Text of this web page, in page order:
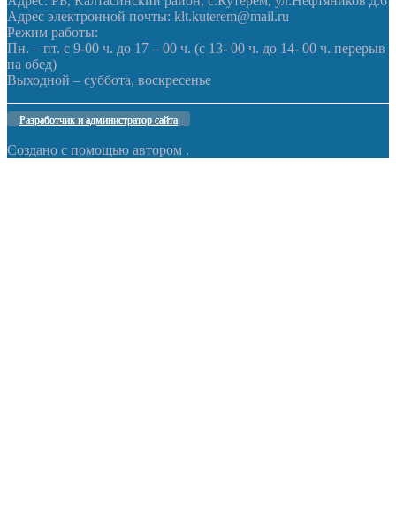
Адрес электронной почты: klt.kuterem@mail.ru
Режим работы:
Пн. – пт. с 9-00 ч. до 17 – 00 ч. (с 13- 00 ч. до 14- 00 ч. перерыв
на обед)
Выходной – суббота, воскресенье
Разработчик и администратор сайта
Создано с помощью автором .